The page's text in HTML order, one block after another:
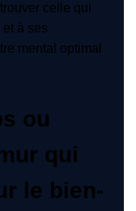
celle qui
à ses
mental optimal
ou
qui
le bien-